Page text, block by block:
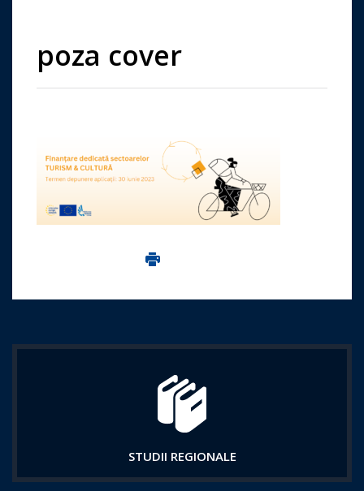
poza cover
Imprima aceasta pagina
STUDII REGIONALE